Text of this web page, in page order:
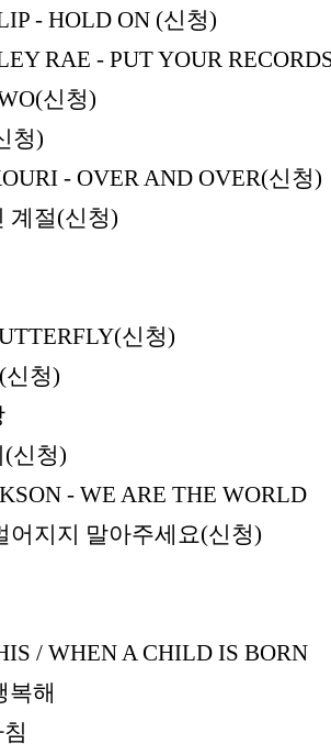
- HOLD ON (신청)
RAE - PUT YOUR
신청)
청)
- OVER AND OVER(신청)
계절(신청)
신청)
신청)
신청)
- WE ARE THE WORLD
어지지 말아주세요(신청)
/ WHEN A CHILD IS BORN
복해